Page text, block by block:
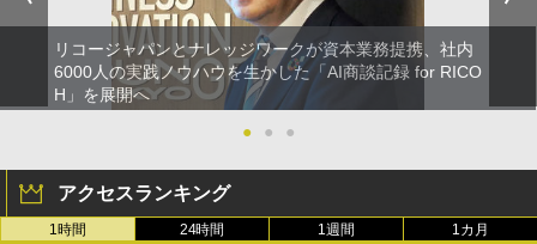
リコージャパンとナレッジワークが資本業務提携、社内
6000人の実践ノウハウを生かした「AI商談記録 for RICO
H」を展開へ
●
● ●
アクセスランキング
1時間 24時間 1週間 1カ月